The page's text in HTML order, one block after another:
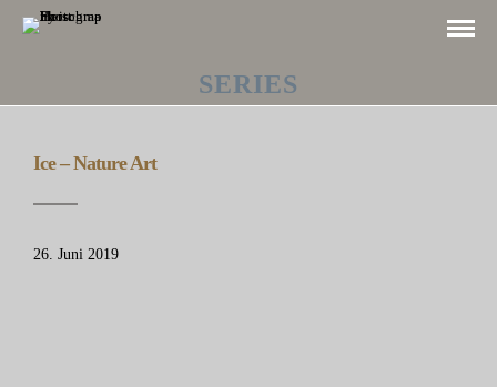
SERIES
Ice – Nature Art
26. Juni 2019